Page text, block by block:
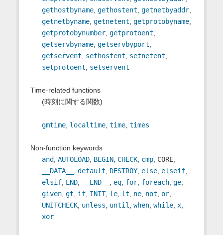
gethostbyname, gethostent, getnetbyaddr,
getnetbyname, getnetent, getprotobyname,
getprotobynumber, getprotoent,
getservbyname, getservbyport,
getservent, sethostent, setnetent,
setprotoent, setservent
Time-related functions
(時刻に関する関数)
gmtime, localtime, time, times
Non-function keywords
and, AUTOLOAD, BEGIN, CHECK, cmp, CORE,
__DATA__
default DESTROY, else, elseif,
elsif, END, __END__ eq, for, foreach, ge,
given, gt if, INIT, le, lt ne, not or,
UNITCHECK, unless until when, while, x,
xor